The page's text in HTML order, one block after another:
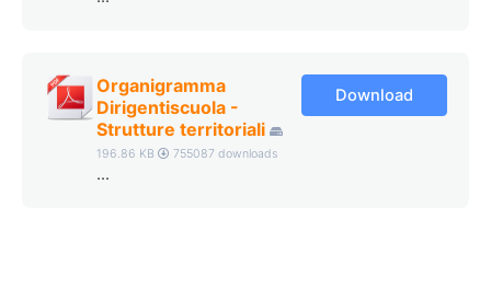
Organigramma
Dirigentiscuola -
Strutture territoriali
196.86 KB 755087 downloads
...
Download